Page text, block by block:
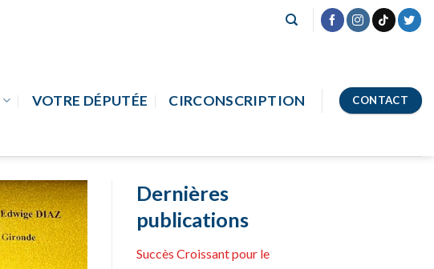
VOTRE DÉPUTÉE CIRCONSCRIPTION CONTACT
Dernières
publications
Succès Croissant pour le